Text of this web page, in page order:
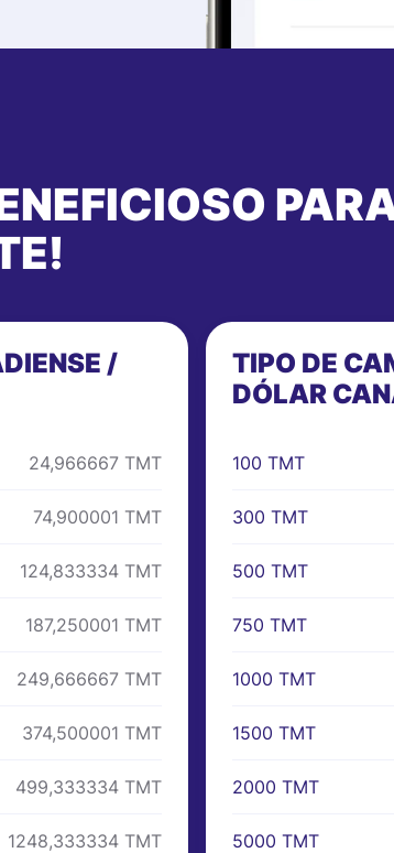
/
24,966667 TMT
74,900001 TMT
124,833334 TMT
187,250001 TMT
249,666667 TMT
374,500001 TMT
499,333334 TMT
1248,333334 TMT
TIPO DE
DÓLAR
100 TMT
300 TMT
500 TMT
750 TMT
1000 TMT
1500 TMT
2000 TMT
5000 TMT